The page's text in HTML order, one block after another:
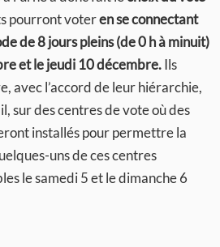
pourront voteren se connectant
de 8 jours pleins (de 0 h à minuit)
et le jeudi 10 décembre.Ils
avec l’accord de leur hiérarchie,
sur des centres de vote où des
installés pour permettre la
uns de ces centres
le samedi 5 et le dimanche 6